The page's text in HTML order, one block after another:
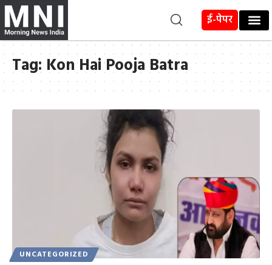
ई-पेपर
Tag: Kon Hai Pooja Batra
UNCATEGORIZED